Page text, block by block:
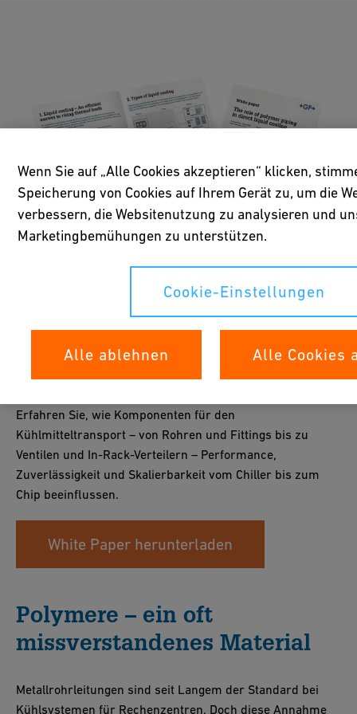
Die Rolle von Polymer-
Rohrleitungssystemen im
Bereich DLC
Erfahren Sie, wie Komponenten für den
Kühlmitteltransport – von Rohren und Fittings bis zu
Ventilen und In-Rack-Verteilern – Performance,
Zuverlässigkeit und Skalierbarkeit vom Chiller bis zum
Chip beeinflussen.
White Paper herunterladen
Polymere – ein oft
missverstandenes Material
Metallrohrleitungen sind seit Langem der Standard bei
Kühlsystemen für Rechenzentren. Doch diese Annahme
Wenn Sie auf „Alle Cookies akzeptieren“ klicken,
Speicherung von Cookies auf Ihrem Gerät zu, um die
verbessern, die Websitenutzung zu analysieren und
Marketingbemühungen zu unterstützen.
Cookie-Einstellungen
Alle ablehnen Alle Cookies